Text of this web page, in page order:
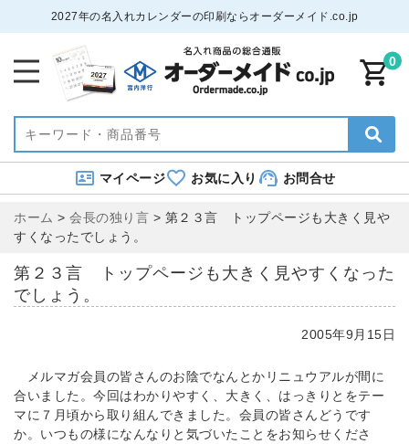
2027年の名入れカレンダーの印刷ならオーダーメイド.co.jp
0
マイページ お気に入り お問合せ
ホーム > 会長の独り言 > 第２３言 トップページも大きく見や
すくなったでしょう。
第２３言 トップページも大きく見やすくなった
でしょう。
2005年9月15日
メルマガ会員の皆さんのお陰でなんとかリニュウアルが間に
合いました。今回はわかりやすく、大きく、はっきりとをテー
マに７月頃から取り組んできました。会員の皆さんどうです
か。いつもの様になんなりと気づいたことをお知らせくださ